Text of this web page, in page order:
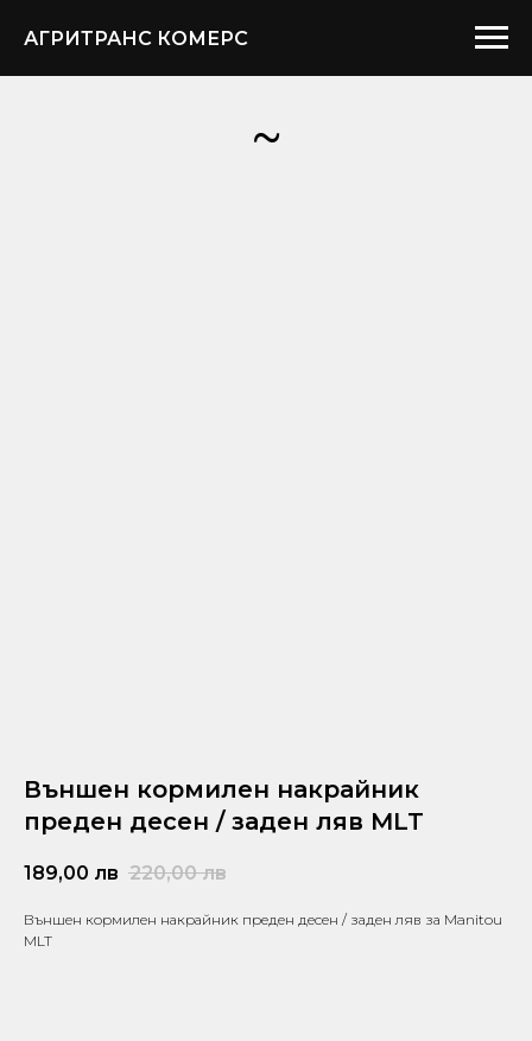
АГРИТРАНС КОМЕРС
~
Външен кормилен накрайник
преден десен / заден ляв MLT
189,00 лв 220,00 лв
Външен кормилен накрайник преден десен / заден ляв за Manitou
MLT